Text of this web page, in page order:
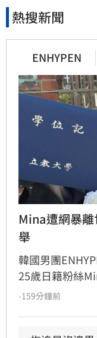
熱搜新聞
ENHYPEN
Mina遭網暴
舉
韓國男團
25歲日籍粉絲
警方證實接獲
-159分鐘前